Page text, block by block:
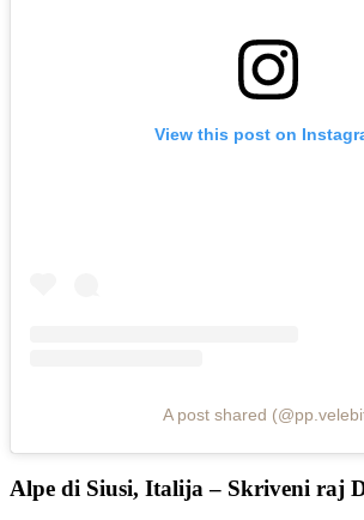
View this post on
A post shared
Alpe di Siusi, Italija – Skriveni raj